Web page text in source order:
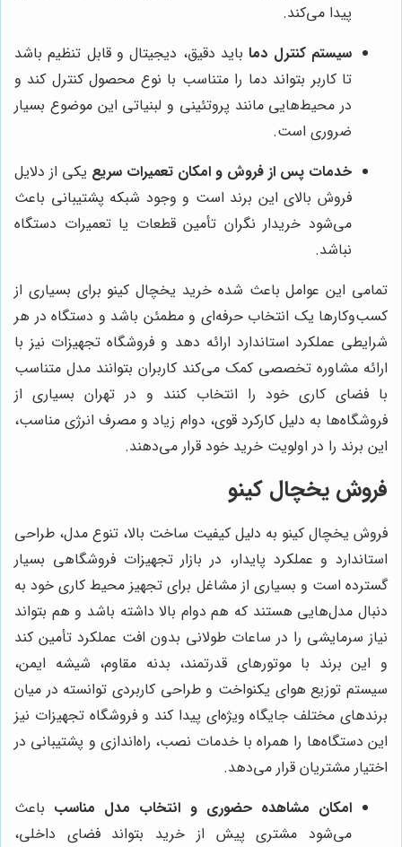
پیدا می‌کند.
سیستم کنترل دماباید دقیق، دیجیتال و قابل تنظیم باشد
تا کاربر بتواند دما را متناسب با نوع محصول کنترل کند و
در محیط‌هایی مانند پروتئینی و لبنیاتی این موضوع بسیار
ضروری است.
خدمات پس از فروش و امکان تعمیرات سریع یکی از دلایل
فروش بالای این برند است و وجود شبکه پشتیبانی باعث
می‌شود خریدار نگران تأمین قطعات یا تعمیرات دستگاه
نباشد.
تمامی این عوامل باعث شده خرید یخچال کینو برای بسیاری از
کسب‌وکارها یک انتخاب حرفه‌ای و مطمئن باشد و دستگاه در هر
شرایطی عملکرد استاندارد ارائه دهد و فروشگاه تجهیزات نیز با
ارائه مشاوره تخصصی کمک می‌کند کاربران بتوانند مدل متناسب
با فضای کاری خود را انتخاب کنند و در تهران بسیاری از
فروشگاه‌ها به دلیل کارکرد قوی، دوام زیاد و مصرف انرژی مناسب،
این برند را در اولویت خرید خود قرار می‌دهند.
فروش یخچال کینو
فروش یخچال کینو به دلیل کیفیت ساخت بالا، تنوع مدل، طراحی
استاندارد و عملکرد پایدار، در بازار تجهیزات فروشگاهی بسیار
گسترده است و بسیاری از مشاغل برای تجهیز محیط کاری خود به
دنبال مدل‌هایی هستند که هم دوام بالا داشته باشد و هم بتواند
نیاز سرمایشی را در ساعات طولانی بدون افت عملکرد تأمین کند
و این برند با موتورهای قدرتمند، بدنه مقاوم، شیشه ایمن،
سیستم توزیع هوای یکنواخت و طراحی کاربردی توانسته در میان
برندهای مختلف جایگاه ویژه‌ای پیدا کند و فروشگاه تجهیزات نیز
این دستگاه‌ها را همراه با خدمات نصب، راه‌اندازی و پشتیبانی در
اختیار مشتریان قرار می‌دهد.
امکان مشاهده حضوری و انتخاب مدل مناسب باعث
می‌شود مشتری پیش از خرید بتواند فضای داخلی،